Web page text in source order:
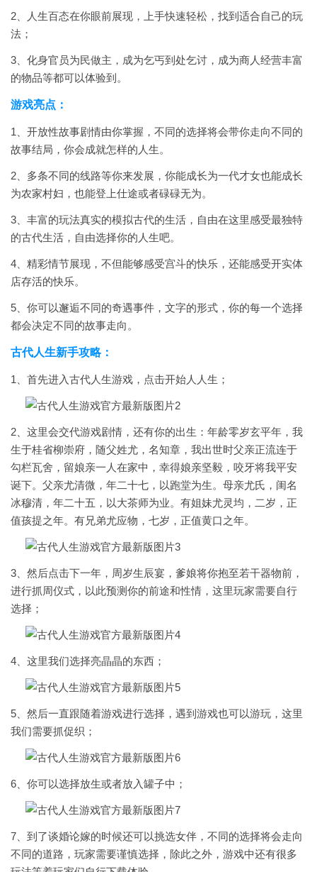
2、人生百态在你眼前展现，上手快速轻松，找到适合自己的玩
法；
3、化身官员为民做主，成为乞丐到处乞讨，成为商人经营丰富
的物品等都可以体验到。
游戏亮点：
1、开放性故事剧情由你掌握，不同的选择将会带你走向不同的
故事结局，你会成就怎样的人生。
2、多条不同的线路等你来发展，你能成长为一代才女也能成长
为农家村妇，也能登上仕途或者碌碌无为。
3、丰富的玩法真实的模拟古代的生活，自由在这里感受最独特
的古代生活，自由选择你的人生吧。
4、精彩情节展现，不但能够感受宫斗的快乐，还能感受开实体
店存活的快乐。
5、你可以邂逅不同的奇遇事件，文字的形式，你的每一个选择
都会决定不同的故事走向。
古代人生新手攻略：
1、首先进入古代人生游戏，点击开始人人生；
2、这里会交代游戏剧情，还有你的出生：年龄零岁玄平年，我
生于桂省柳崇府，随父姓尤，名知章，我出世时父亲正流连于
勾栏瓦舍，留娘亲一人在家中，幸得娘亲坚毅，咬牙将我平安
诞下。父亲尤清微，年二十七，以跑堂为生。母亲尤氏，闺名
冰穆清，年二十五，以大茶师为业。有姐妹尤灵均，二岁，正
值孩提之年。有兄弟尤应物，七岁，正值黄口之年。
3、然后点击下一年，周岁生辰宴，爹娘将你抱至若干器物前，
进行抓周仪式，以此预测你的前途和性情，这里玩家需要自行
选择；
4、这里我们选择亮晶晶的东西；
5、然后一直跟随着游戏进行选择，遇到游戏也可以游玩，这里
我们需要抓促织；
6、你可以选择放生或者放入罐子中；
7、到了谈婚论嫁的时候还可以挑选女伴，不同的选择将会走向
不同的道路，玩家需要谨慎选择，除此之外，游戏中还有很多